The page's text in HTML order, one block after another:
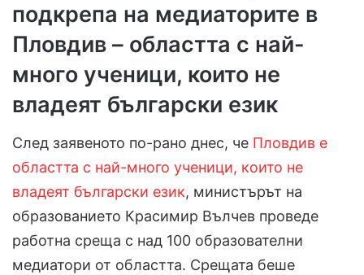
подкрепа на медиаторите в
Пловдив – областта с най-
много ученици, които не
владеят български език
След заявеното по-рано днес, че Пловдив е
областта с най-много ученици, които не
владеят български език, министърът на
образованието Красимир Вълчев проведе
работна среща с над 100 образователни
медиатори от областта. Срещата беше